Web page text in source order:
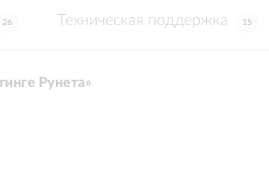
26 Техническая поддержка 15
Рунета»